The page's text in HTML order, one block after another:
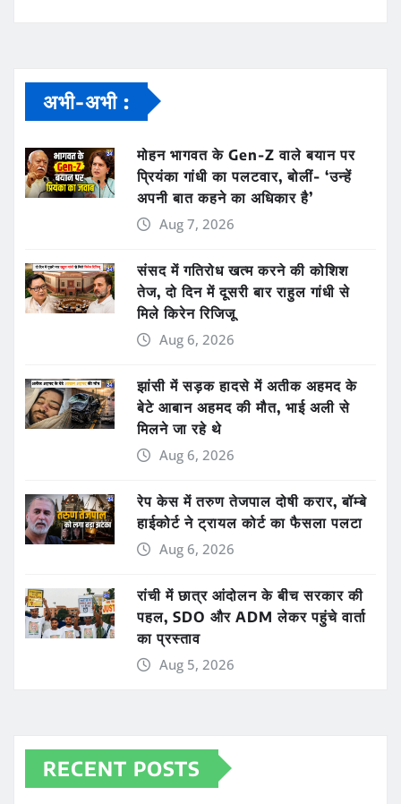
अभी-अभी :
मोहन भागवत के Gen-Z वाले बयान पर
प्रियंका गांधी का पलटवार, बोलीं- ‘उन्हें
अपनी बात कहने का अधिकार है’
Aug 7, 2026
संसद में गतिरोध खत्म करने की कोशिश
तेज, दो दिन में दूसरी बार राहुल गांधी से
मिले किरेन रिजिजू
Aug 6, 2026
झांसी में सड़क हादसे में अतीक अहमद के
बेटे आबान अहमद की मौत, भाई अली से
मिलने जा रहे थे
Aug 6, 2026
रेप केस में तरुण तेजपाल दोषी करार, बॉम्बे
हाईकोर्ट ने ट्रायल कोर्ट का फैसला पलटा
Aug 6, 2026
रांची में छात्र आंदोलन के बीच सरकार की
पहल, SDO और ADM लेकर पहुंचे वार्ता
का प्रस्ताव
Aug 5, 2026
RECENT POSTS